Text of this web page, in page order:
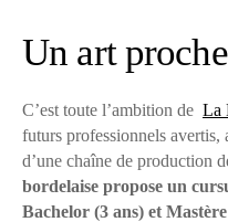
Un art
C’est toute l’ambition de La
futurs professionnels avertis,
d’une chaîne de production
bordelaise propose un
Bachelor (3 ans) et